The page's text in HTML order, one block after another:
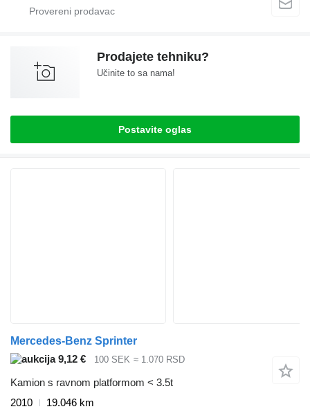
Prodajete tehniku?
Učinite to sa nama!
Postavite oglas
Mercedes-Benz Sprinter
9,12 €
100 SEK ≈ 1.070 RSD
Kamion s ravnom platformom < 3.5t
2010
19.046 km